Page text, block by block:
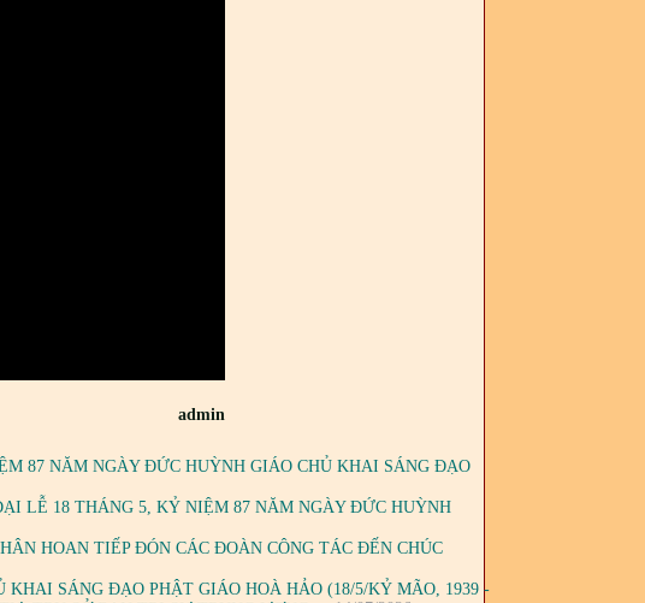
admin
87 NĂM NGÀY ĐỨC HUỲNH GIÁO CHỦ KHAI SÁNG ĐẠO
LỄ 18 THÁNG 5, KỶ NIỆM 87 NĂM NGÀY ĐỨC HUỲNH
HOAN TIẾP ĐÓN CÁC ĐOÀN CÔNG TÁC ĐẾN CHÚC
SÁNG ĐẠO PHẬT GIÁO HOÀ HẢO (18/5/KỶ MÃO, 1939 -